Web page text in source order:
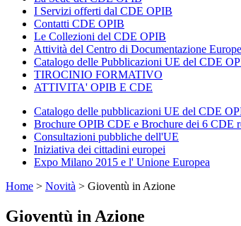
I Servizi offerti dal CDE OPIB
Contatti CDE OPIB
Le Collezioni del CDE OPIB
Attività del Centro di Documentazione
Catalogo delle Pubblicazioni UE del CDE
TIROCINIO FORMATIVO
ATTIVITA' OPIB E CDE
Catalogo delle pubblicazioni UE del CDE
Brochure OPIB CDE e Brochure dei 6 CDE
Consultazioni pubbliche dell'UE
Iniziativa dei cittadini europei
Expo Milano 2015 e l' Unione Europea
Home > Novità > Gioventù in Azione
Gioventù in Azione